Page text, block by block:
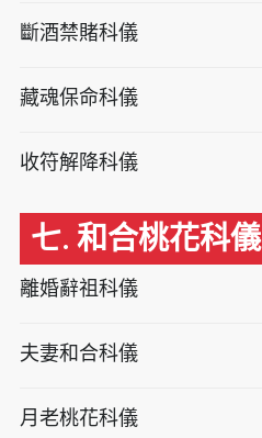
斷酒禁賭科儀
藏魂保命科儀
收符解降科儀
七. 和合桃花科儀
離婚辭祖科儀
夫妻和合科儀
月老桃花科儀